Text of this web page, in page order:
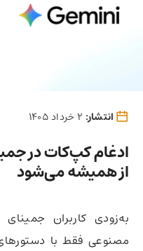
انتشار:
ادغام کپ‌کات در
از همیشه می‌شود
به‌زودی کاربران
مصنوعی فقط با دستورهای